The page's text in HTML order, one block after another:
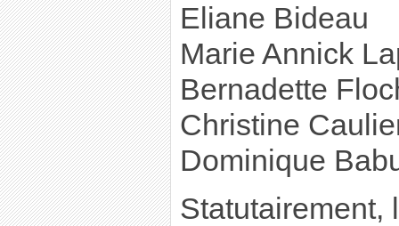
Eliane Bideau
Marie Annick
Bernadette
Christine
Dominique
Statutairement,